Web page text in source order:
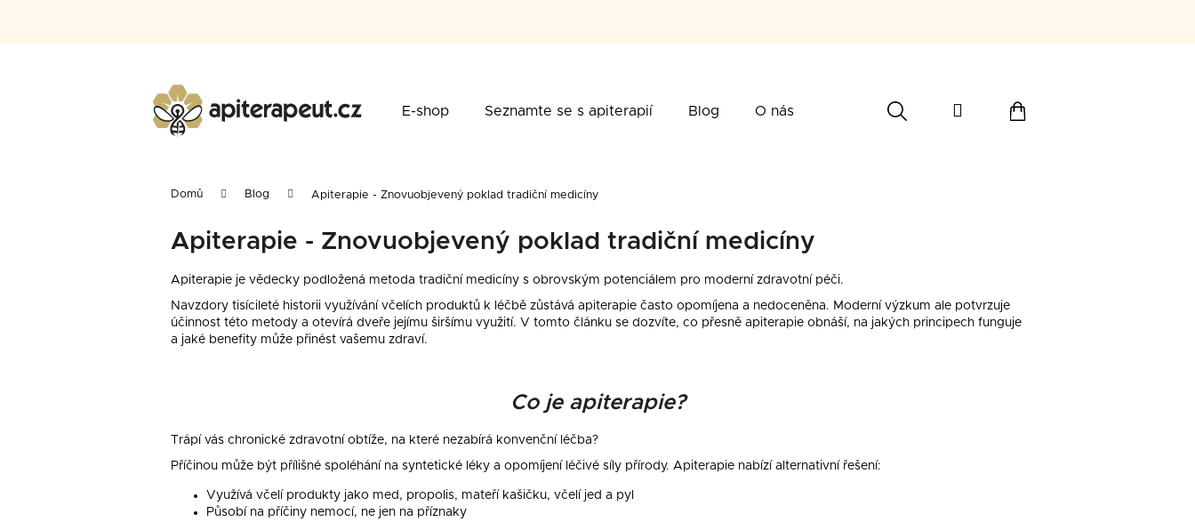
E-shop Seznamte se s apiterapií Blog O nás Dárkové poukazy
Hledat PřihlášeníNákupní
Domů Blog Apiterapie - Znovuobjevený poklad tradiční medicíny
Apiterapie - Znovuobjevený poklad tradiční medicíny
Apiterapie je vědecky podložená metoda tradiční medicíny s obrovským potenciálem pro moderní zdravotní péči.
Navzdory tisícileté historii využívání včelích produktů k léčbě zůstává apiterapie často opomíjena a nedoceněna. Moderní výzkum ale potvrzuje
účinnost této metody a otevírá dveře jejímu širšímu využití. V tomto článku se dozvíte, co přesně apiterapie obnáší, na jakých principech funguje
a jaké benefity může přinést vašemu zdraví.
Co je apiterapie?
Trápí vás chronické zdravotní obtíže, na které nezabírá konvenční léčba?
Příčinou může být přílišné spoléhání na syntetické léky a opomíjení léčivé síly přírody. Apiterapie nabízí alternativní řešení:
Využívá včelí produkty jako med, propolis, mateří kašičku, včelí jed a pyl
Působí na příčiny nemocí, ne jen na příznaky
Co potřebujete najít?
Doporučujeme